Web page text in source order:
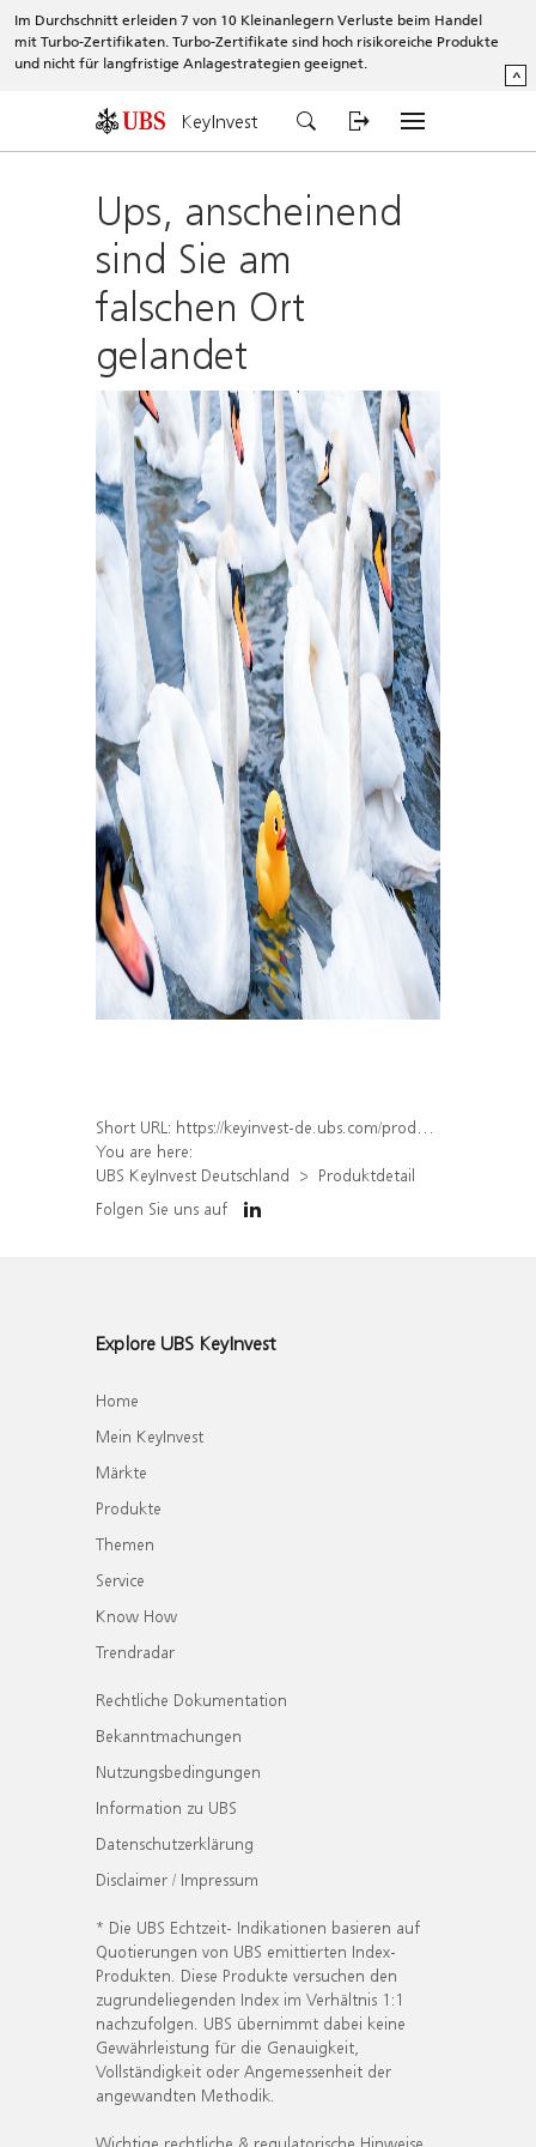
Im Durchschnitt erleiden 7 von 10 Kleinanlegern Verluste beim Handel
mit Turbo-Zertifikaten. Turbo-Zertifikate sind hoch risikoreiche Produkte
und nicht für langfristige Anlagestrategien geeignet.
^
KeyInvest
Ups, anscheinend
sind Sie am
falschen Ort
gelandet
Short URL: https://keyinvest-de.ubs.com/produkt/detail/index/isin/DE000WA56CD1
You are here:
UBS KeyInvest Deutschland
Produktdetail
Folgen Sie uns auf
Explore UBS KeyInvest
Home
Mein KeyInvest
Märkte
Produkte
Themen
Service
Know How
Trendradar
Rechtliche Dokumentation
Bekanntmachungen
Nutzungsbedingungen
Information zu UBS
Datenschutzerklärung
Disclaimer / Impressum
* Die UBS Echtzeit- Indikationen basieren auf
Quotierungen von UBS emittierten Index-
Produkten. Diese Produkte versuchen den
zugrundeliegenden Index im Verhältnis 1:1
nachzufolgen. UBS übernimmt dabei keine
Gewährleistung für die Genauigkeit,
Vollständigkeit oder Angemessenheit der
angewandten Methodik.